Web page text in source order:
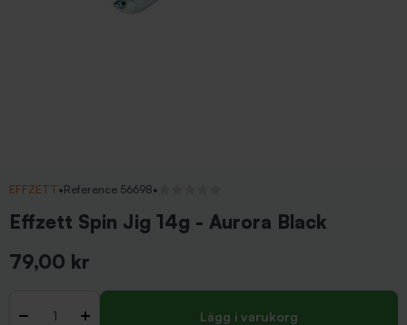
EFFZETT•Reference 56698•
Effzett Spin Jig 14g - Aurora Black
79,00 kr
- + Lägg i varukorg